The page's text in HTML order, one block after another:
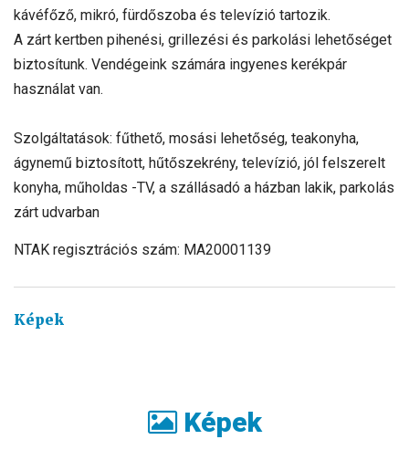
kávéfőző, mikró, fürdőszoba és televízió tartozik.
A zárt kertben pihenési, grillezési és parkolási lehetőséget
biztosítunk. Vendégeink számára ingyenes kerékpár
használat van.
Szolgáltatások: fűthető, mosási lehetőség, teakonyha,
ágynemű biztosított, hűtőszekrény, televízió, jól felszerelt
konyha, műholdas -TV, a szállásadó a házban lakik, parkolás
zárt udvarban
NTAK regisztrációs szám: MA20001139
Képek
Képek